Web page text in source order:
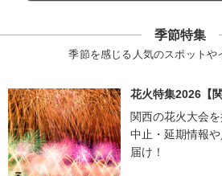
季節特集
季節を感じる人気のスポットや
花火特集2026【関
関西の花火大会
中止・延期情報
届け！